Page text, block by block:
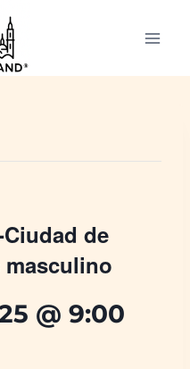
de
masculino
@ 9:00